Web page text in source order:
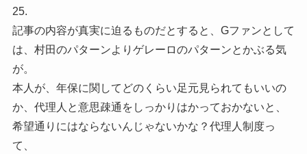
25.
記事の内容が真実に迫るものだとすると、Gファンとして
は、村田のパターンよりゲレーロのパターンとかぶる気
が。
本人が、年保に関してどのくらい足元見られてもいいの
か、代理人と意思疎通をしっかりはかっておかないと、
希望通りにはならないんじゃないかな？代理人制度っ
て、